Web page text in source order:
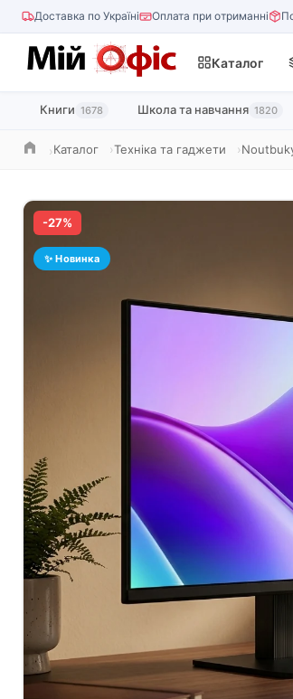
Доставка по Україні Оплата при отриманні
Каталог
Книги 1678 Школа та навчання 1820
ГоловнаКаталог Техніка та гаджети
-27%
✨ Новинка